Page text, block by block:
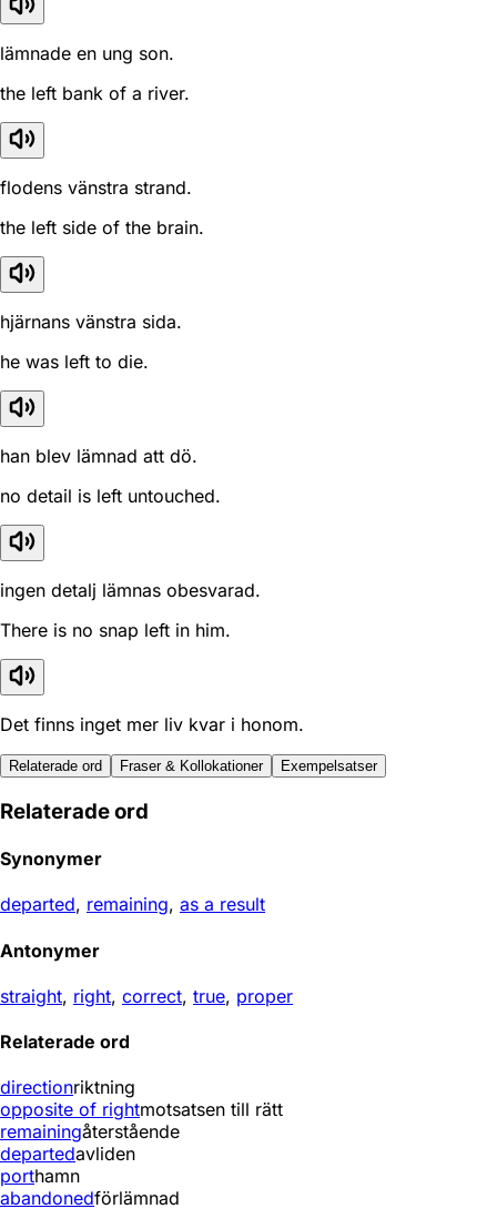
lämnade en ung son.
the left bank of a river.
flodens vänstra strand.
the left side of the brain.
hjärnans vänstra sida.
he was left to die.
han blev lämnad att dö.
no detail is left untouched.
ingen detalj lämnas obesvarad.
There is no snap left in him.
Det finns inget mer liv kvar i honom.
Relaterade ord Fraser & Kollokationer Exempelsatser
Relaterade ord
Synonymer
departed, remaining, as a result
Antonymer
straight, right, correct, true, proper
Relaterade ord
directionriktning
opposite of rightmotsatsen till rätt
remainingåterstående
departedavliden
porthamn
abandonedförlämnad